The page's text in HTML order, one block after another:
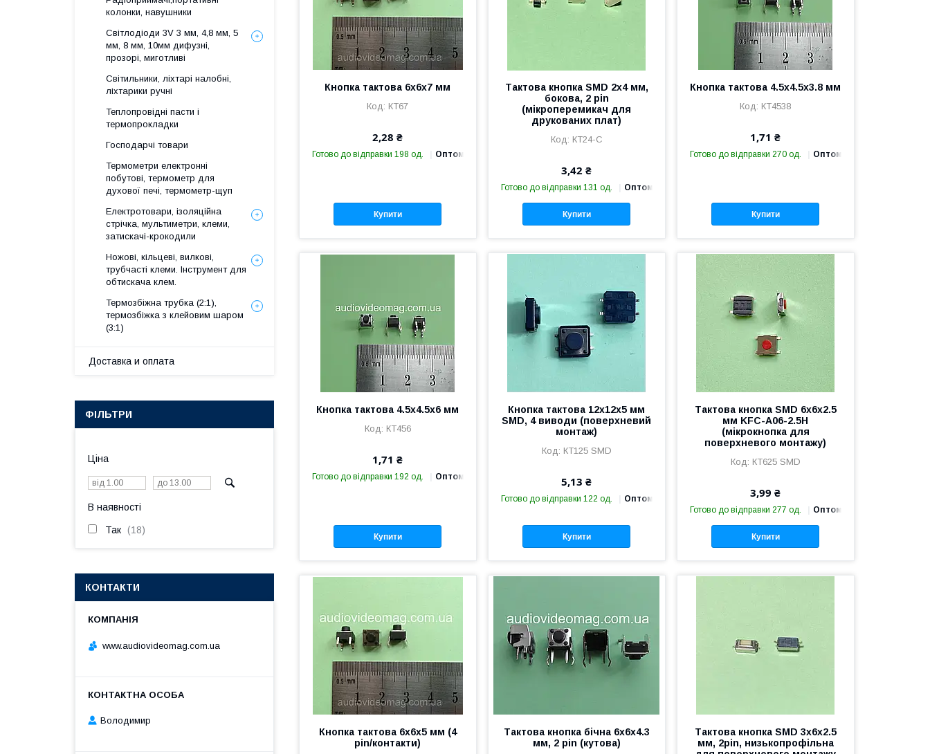
Кнопка тактова 6х6х7 мм
КТ67
2,28 ₴
Готово до відправки 198 од. Оптом і в роздріб
Купити
Тактова кнопка SMD 2x4 мм,
бокова, 2 pin
(мікроперемикач для
друкованих плат)
КТ24-С
3,42 ₴
Готово до відправки 131 од. Оптом і в роздріб
Купити
Кнопка тактова 4.5х4.5х3.8 мм
КТ4538
1,71 ₴
Готово до відправки 270 од. Оптом і в роздріб
Купити
Кнопка тактова 4.5х4.5х6 мм
КТ456
1,71 ₴
Готово до відправки 192 од. Оптом і в роздріб
Купити
Кнопка тактова 12х12х5 мм
SMD, 4 виводи (поверхневий
монтаж)
КТ125 SMD
5,13 ₴
Готово до відправки 122 од. Оптом і в роздріб
Купити
Тактова кнопка SMD 6x6x2.5
мм KFC-A06-2.5H
(мікрокнопка для
поверхневого монтажу)
КТ625 SMD
3,99 ₴
Готово до відправки 277 од. Оптом і в роздріб
Купити
Кнопка тактова 6х6х5 мм (4
pin/контакти)
Тактова кнопка бічна 6х6х4.3
мм, 2 pin (кутова)
Тактова кнопка SMD 3x6x2.5
мм, 2pin, низькопрофільна
колонки, навушники
Світлодіоди 3V 3 мм, 4,8 мм, 5
мм, 8 мм, 10мм дифузні,
прозорі, миготливі
Світильники, ліхтарі налобні,
ліхтарики ручні
Теплопровідні пасти і
термопрокладки
Господарчі товари
Термометри електронні
побутові, термометр для
духової печі, термометр-щуп
Електротовари, ізоляційна
стрічка, мультиметри, клеми,
затискачі-крокодили
Ножові, кільцеві, вилкові,
трубчасті клеми. Інструмент для
обтискача клем.
Термозбіжна трубка (2:1),
термозбіжка з клейовим шаром
(3:1)
Доставка и оплата
ФІЛЬТРИ
Ціна
В наявності
Так 18
КОНТАКТИ
www.audiovideomag.com.ua
Володимир